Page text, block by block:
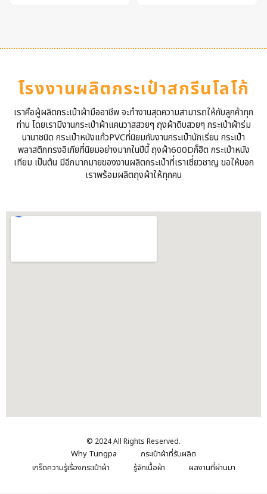
โรงงานผลิตกระเป๋าสกรีนโลโก้
เราคือผู้ผลิตกระเป๋าผ้ามืออาชีพ จะทำงานสุดความสามารถให้กับลูกค้าทุก
ท่าน โดยเรามีงานกระเป๋าผ้าแคนวาสสวยๆ ถุงผ้าดิบสวยๆ กระเป๋าผ้าร่ม
นานาชนิด กระเป๋าหนังแก้วPVCที่นิยมกับงานกระเป๋านักเรียน กระเป๋า
พลาสติกทรงอิเกียที่นิยมอย่างมากในปีนี้ ถุงผ้า600Dก็ฮิต กระเป๋าหนัง
เทียม เป็นต้น มีอีกมากมายของงานผลิตกระเป๋าที่เราเชี่ยวชาญ ขอให้บอก
เราพร้อมผลิตถุงผ้าให้ทุกคน
© 2024 All Rights Reserved.
Why Tungpa
กระเป๋าผ้าที่รับผลิต
เกร็ดความรู้เรื่องกระเป๋าผ้า
รู้จักเนื้อผ้า ผลงานที่ผ่านมา